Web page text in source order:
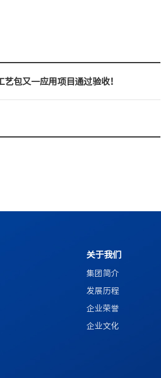
包又一应用项目通过验收！
关于我们
集团简介
发展历程
企业荣誉
企业文化